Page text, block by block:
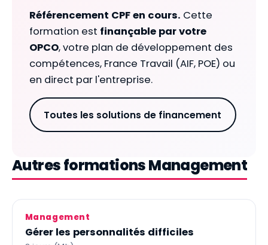
Référencement CPF en cours. Cette
formation est finançable par votre
OPCO, votre plan de développement des
compétences, France Travail (AIF, POE) ou
en direct par l'entreprise.
Toutes les solutions de financement
Autres formations Management
Management
Gérer les personnalités difficiles